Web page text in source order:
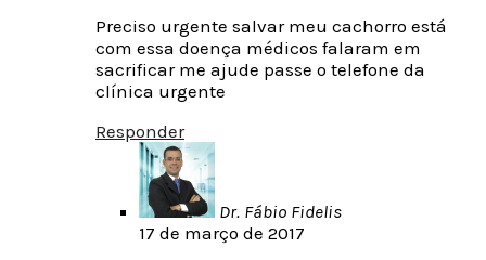
Preciso urgente salvar meu cachorro está
com essa doença médicos falaram em
sacrificar me ajude passe o telefone da
clínica urgente
Responder
Dr. Fábio Fidelis
17 de março de 2017